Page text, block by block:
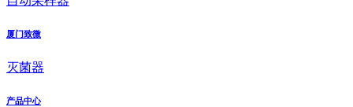
厦门致微
灭菌器
产品中心